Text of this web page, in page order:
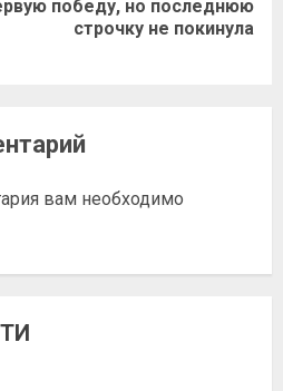
победу, но последнюю
строчку не покинула
вам необходимо